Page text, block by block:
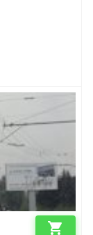
shopping_cart